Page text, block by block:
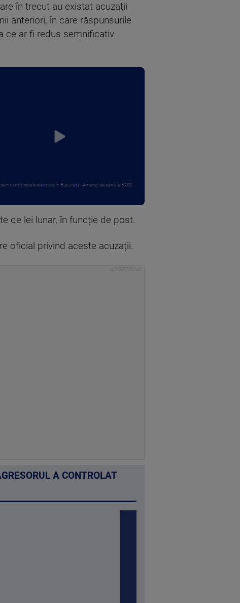
în trecut au existat acuzații
anteriori, în care răspunsurile
ce ar fi redus semnificativ
trotinetele electrice în București. Amenzi de până la 5.000 ...
de lei lunar, în funcție de post.
oficial privind aceste acuzații.
A CONTROLAT